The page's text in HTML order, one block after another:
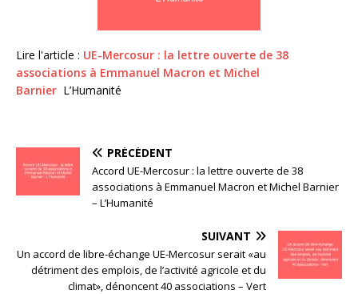
Lire l'article : UE-Mercosur : la lettre ouverte de 38
associations à Emmanuel Macron et Michel
Barnier L’Humanité
PRÉCÉDENT
Accord UE-Mercosur : la lettre ouverte de 38
associations à Emmanuel Macron et Michel Barnier
– L’Humanité
SUIVANT
Un accord de libre-échange UE-Mercosur serait «au
détriment des emplois, de l’activité agricole et du
climat», dénoncent 40 associations – Vert